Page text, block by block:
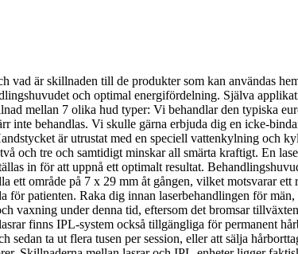
är skillnaden till de produkter som kan användas
och optimal energifördelning. Själva
mellan 7 olika hud typer: Vi behandlar den typiska
inte behandlas. Vi skulle gärna erbjuda dig en icke-
är utrustat med en speciell vattenkylning och
och tre och samtidigt minskar all smärta kraftigt. En
in för att uppnå ett optimalt resultat.
ett område på 7 x 29 mm åt gången, vilket motsvarar
för patienten. Raka dig innan laserbehandlingen för
vaxning under denna tid, eftersom det bromsar
finns IPL-system också tillgängliga för permanent
sedan ta ut flera tusen per session, eller att sälja